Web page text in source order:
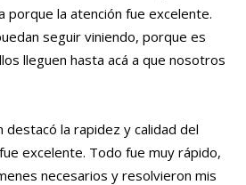
porque la atención fue excelente.
seguir viniendo, porque es
lleguen hasta acá a que nosotros
destacó la rapidez y calidad del
excelente. Todo fue muy rápido,
necesarios y resolvieron mis